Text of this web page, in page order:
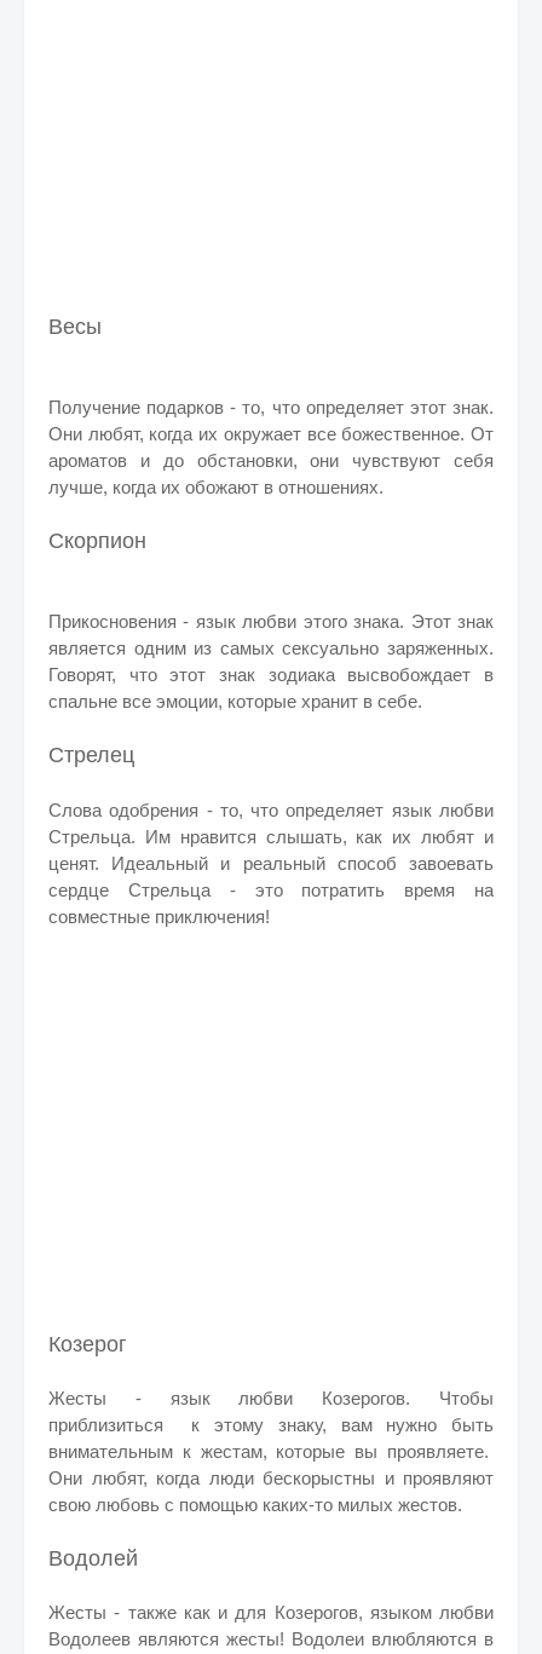
Весы
Получение подарков - то, что определяет этот знак.
Они любят, когда их окружает все божественное. От
ароматов и до обстановки, они чувствуют себя
лучше, когда их обожают в отношениях.
Скорпион
Прикосновения - язык любви этого знака. Этот знак
является одним из самых сексуально заряженных.
Говорят, что этот знак зодиака высвобождает в
спальне все эмоции, которые хранит в себе.
Стрелец
Слова одобрения - то, что определяет язык любви
Стрельца. Им нравится слышать, как их любят и
ценят. Идеальный и реальный способ завоевать
сердце Стрельца - это потратить время на
совместные приключения!
Козерог
Жесты - язык любви Козерогов. Чтобы
приблизиться к этому знаку, вам нужно быть
внимательным к жестам, которые вы проявляете.
Они любят, когда люди бескорыстны и проявляют
свою любовь с помощью каких-то милых жестов.
Водолей
Жесты - также как и для Козерогов, языком любви
Водолеев являются жесты! Водолеи влюбляются в